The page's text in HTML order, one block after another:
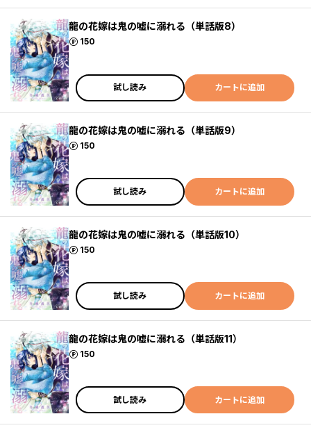
龍の花嫁は鬼の嘘に溺れる（単話版8）
150
ポイント
試し読み カートに追加
龍の花嫁は鬼の嘘に溺れる（単話版9）
150
ポイント
試し読み カートに追加
龍の花嫁は鬼の嘘に溺れる（単話版10）
150
ポイント
試し読み カートに追加
龍の花嫁は鬼の嘘に溺れる（単話版11）
150
ポイント
試し読み カートに追加